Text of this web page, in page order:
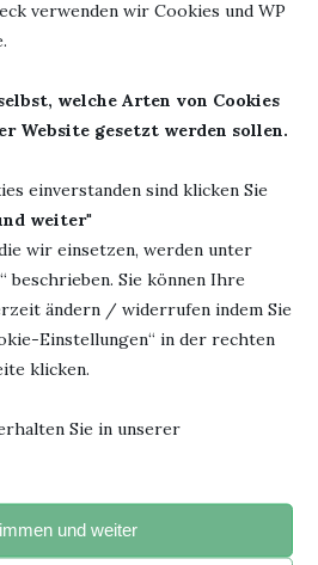
verwenden wir Cookies und WP
welche Arten von Cookies
Website gesetzt werden sollen.
einverstanden sind klicken Sie
weiter"
wir einsetzen, werden unter
“ beschrieben. Sie können Ihre
ändern / widerrufen indem Sie
Einstellungen“ in der rechten
klicken.
Sie in unserer
und weiter
MIT GROSSER WIRKUNG: I
M PARK...
EINEN KOMMENTAR